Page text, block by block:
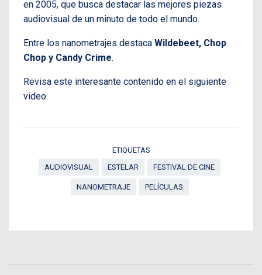
en 2005, que busca destacar las mejores piezas
audiovisual de un minuto de todo el mundo.
Entre los nanometrajes destaca Wildebeet, Chop
Chop y Candy Crime.
Revisa este interesante contenido en el siguiente
video.
ETIQUETAS
AUDIOVISUAL
ESTELAR FESTIVAL DE CINE
NANOMETRAJE PELÍCULAS